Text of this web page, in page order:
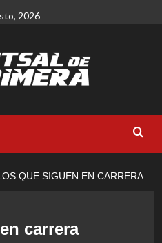
2026
QUE SIGUEN EN CARRERA
carrera